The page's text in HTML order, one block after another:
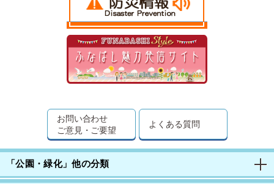
お問い合わせ
ご意見・ご要望
よくある質問
「公園・緑化」他の分類